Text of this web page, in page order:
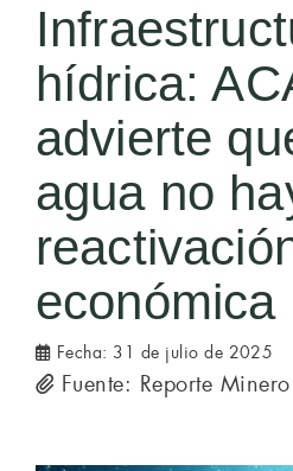
hídrica:
advierte
agua no
económica
Fecha: 31 de julio de 2025
Fuente: Reporte